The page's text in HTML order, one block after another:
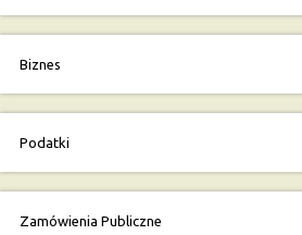
Biznes
Podatki
Zamówienia Publiczne